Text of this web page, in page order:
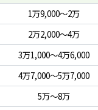
1万9,000～2万
2万2,000～4万
3万1,000～4万6,000
4万7,000～5万7,000
5万～8万